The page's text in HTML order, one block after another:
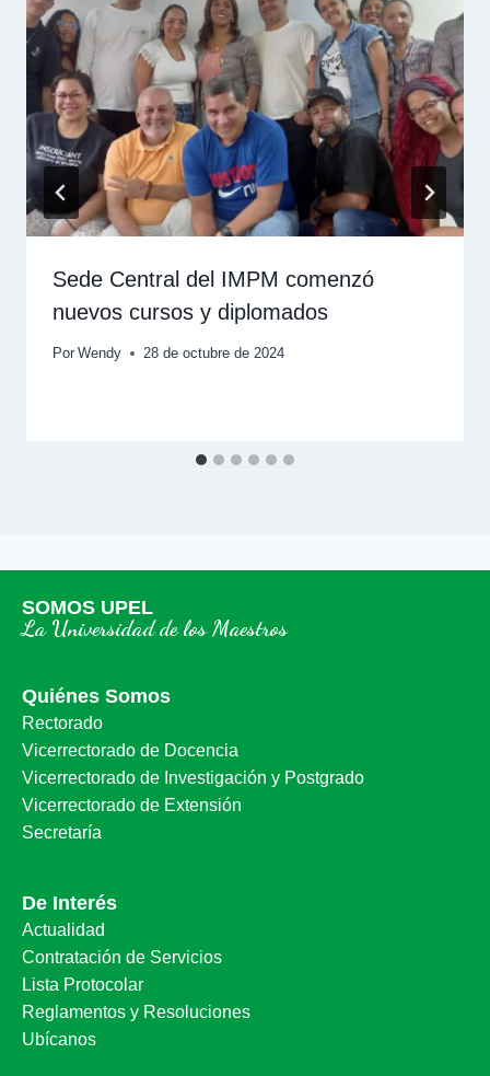
Sede Central del IMPM comenzó
nuevos cursos y diplomados
Por Wendy 28 de octubre de 2024
SOMOS UPEL
La Universidad de los Maestros
Quiénes Somos
Rectorado
Vicerrectorado de Docencia
Vicerrectorado de Investigación y Postgrado
Vicerrectorado de Extensión
Secretaría
De Interés
Actualidad
Contratación de Servicios
Lista Protocolar
Reglamentos y Resoluciones
Ubícanos